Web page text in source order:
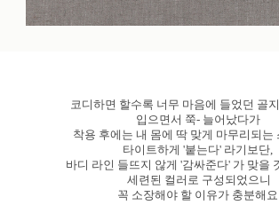
코디하면 할수록 너무 마음에 들었던 골
입으면서 쭉- 늘어났다가
착용 후에는 내 몸에 딱 맞게 마무리되는
타이트하게 '붙는다' 라기보단,
바디 라인 들뜨지 않게 '감싸준다' 가 맞을
세련된 컬러로 구성되었으니
꼭 소장해야 할 이유가 충분해요